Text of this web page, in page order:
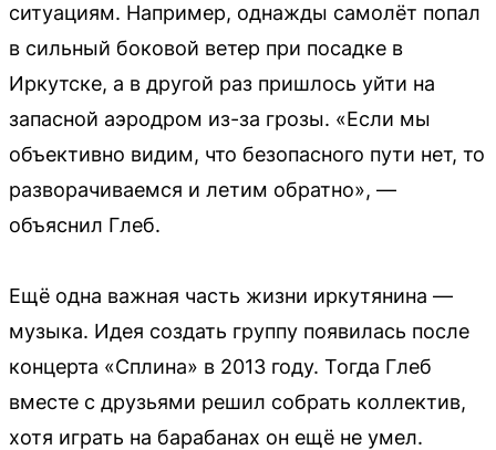
ситуациям. Например, однажды самолёт попал
в сильный боковой ветер при посадке в
Иркутске, а в другой раз пришлось уйти на
запасной аэродром из-за грозы. «Если мы
объективно видим, что безопасного пути нет, то
разворачиваемся и летим обратно», —
объяснил Глеб.
Ещё одна важная часть жизни иркутянина —
музыка. Идея создать группу появилась после
концерта «Сплина» в 2013 году. Тогда Глеб
вместе с друзьями решил собрать коллектив,
хотя играть на барабанах он ещё не умел.